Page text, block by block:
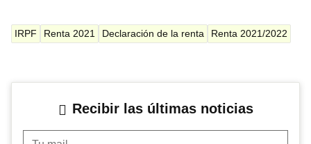
IRPF Renta 2021 Declaración de la renta Renta 2021/2022
Recibir las últimas noticias
Tu mail